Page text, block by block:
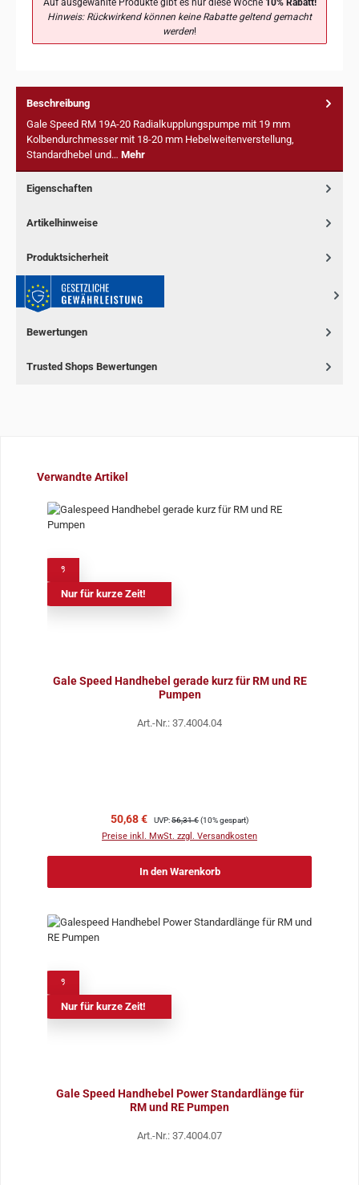
Hinweis: Rückwirkend können keine Rabatte geltend gemacht
werden!
Beschreibung
Gale Speed RM 19A-20 Radialkupplungspumpe mit 19 mm
Kolbendurchmesser mit 18-20 mm Hebelweitenverstellung,
Standardhebel und… Mehr
Eigenschaften
Artikelhinweise
Produktsicherheit
Bewertungen
Trusted Shops Bewertungen
Produktgalerie überspringen
Verwandte Artikel
Nur für kurze Zeit!
Gale Speed Handhebel gerade kurz für RM und RE
Pumpen
Art.-Nr.: 37.4004.04
Verkaufspreis:
50,68 € Regulärer Preis:
UVP:56,31 €(10% gespart)
Preise inkl. MwSt. zzgl. Versandkosten
In den Warenkorb
Nur für kurze Zeit!
Gale Speed Handhebel Power Standardlänge für
RM und RE Pumpen
Art.-Nr.: 37.4004.07